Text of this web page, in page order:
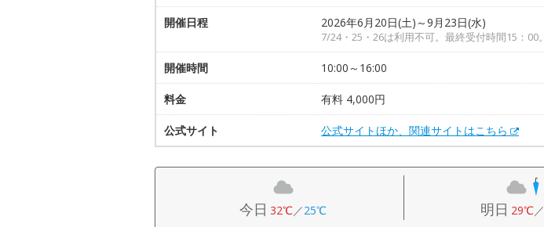
開催日程 2026年6月20日(土)～9月23日(水)
7/24・25・26は利用不可。最終受付時間15：00。
開催時間 10:00～16:00
料金 有料 4,000円
公式サイト 公式サイトほか、関連サイトはこちら
今日 32℃／25℃ 明日 29℃／